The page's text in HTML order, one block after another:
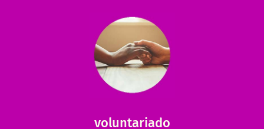
voluntariado
ajudar com certos assuntos. Entre em contato conosco e
saiba como nos ajudar.
saiba mais